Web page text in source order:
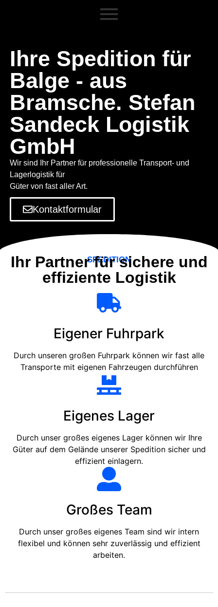
Ihre Spedition für
Balge - aus
Bramsche. Stefan
Sandeck Logistik
GmbH
Wir sind Ihr Partner für professionelle Transport- und
Lagerlogistik für
Güter von fast aller Art.
Kontaktformular
SPEDITION
Ihr Partner für sichere und
effiziente Logistik
Eigener Fuhrpark
Durch unseren großen Fuhrpark können wir fast alle
Transporte mit eigenen Fahrzeugen durchführen
Eigenes Lager
Durch unser großes eigenes Lager können wir Ihre
Güter auf dem Gelände unserer Spedition sicher und
effizient einlagern.
Großes Team
Durch unser großes eigenes Team sind wir intern
flexibel und können sehr zuverlässig und effizient
arbeiten.